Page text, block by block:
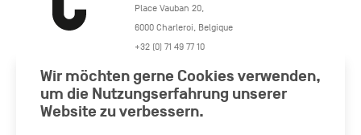
https://www.paysdecharleroi.be/
Place Vauban 20,
6000 Charleroi, Belgique
+32 (0) 71 49 77 10
Besuchen Sie uns
Wir möchten gerne Cookies verwenden,
um die Nutzungserfahrung unserer
Website zu verbessern.